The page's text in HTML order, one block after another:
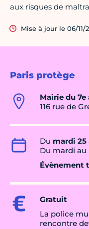
Paris protège
Mairie du
116 rue de
Du mardi 25
Du mardi au
Évènement
Gratuit
La police
rencontre
aux risques de
Mise à jour le 06/11/